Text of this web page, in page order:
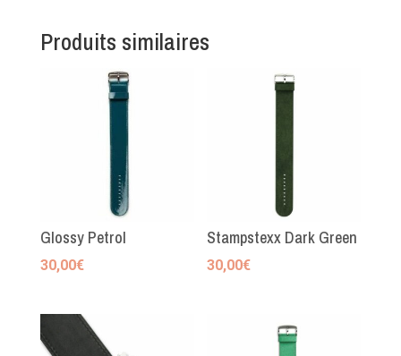
Produits similaires
Glossy Petrol
30,00€
Stampstexx Dark Green
30,00€